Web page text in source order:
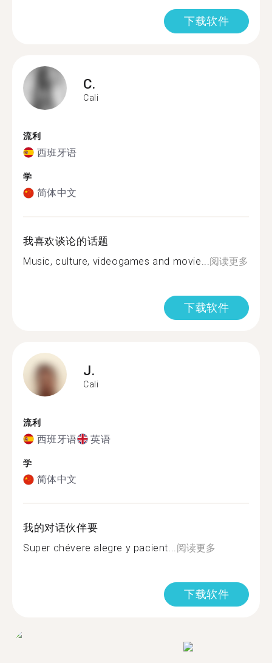
下载软件
C.
Cali
流利
西班牙语
学
简体中文
我喜欢谈论的话题
Music, culture, videogames and movie...阅读更多
下载软件
J.
Cali
流利
西班牙语 英语
学
简体中文
我的对话伙伴要
Super chévere alegre y pacient...阅读更多
下载软件